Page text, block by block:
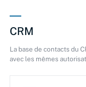
CRM
La base de contacts du
avec les mêmes